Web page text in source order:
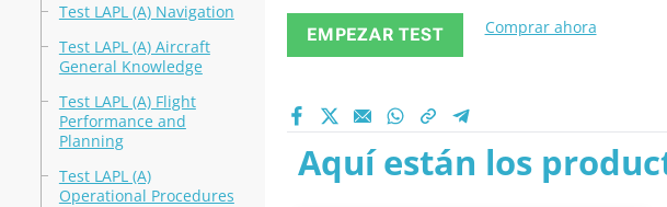
Test LAPL (A) Navigation
Test LAPL (A) Aircraft
General Knowledge
Test LAPL (A) Flight
Performance and
Planning
Test LAPL (A)
Operational Procedures
EMPEZAR TEST Comprar ahora
Aquí están los